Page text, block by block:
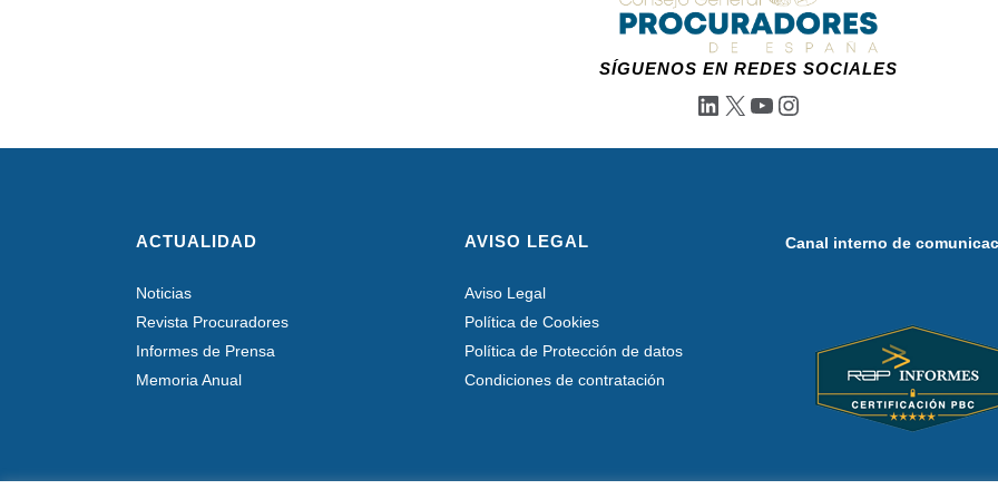
SÍGUENOS EN REDES SOCIALES
LinkedIn
X YouTube
Instagram
ACTUALIDAD
Noticias
Revista Procuradores
Informes de Prensa
Memoria Anual
AVISO LEGAL
Aviso Legal
Política de Cookies
Política de Protección de datos
Condiciones de contratación
Canal interno de